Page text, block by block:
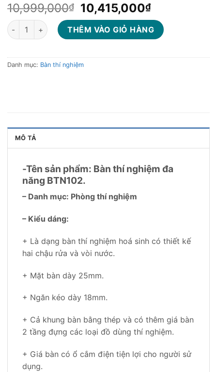
10,999,000₫
Giá
gốc
là:
10,999,000₫.
10,415,000₫Giá
hiện
tại
là:
Bàn thí nghiệm đa năng Hòa Phát BTN 102 số lượng
THÊM VÀO GIỎ HÀNG
Danh mục: Bàn thí nghiệm
MÔ TẢ
-Tên sản phẩm: Bàn thí nghiệm đa
năng BTN102.
– Danh mục: Phòng thí nghiệm
– Kiểu dáng:
+ Là dạng bàn thí nghiệm hoá sinh có thiết kế
hai chậu rửa và vòi nước.
+ Mặt bàn dày 25mm.
+ Ngăn kéo dày 18mm.
+ Cả khung bàn bằng thép và có thêm giá bàn
2 tầng đựng các loại đồ dùng thí nghiệm.
+ Giá bàn có ổ cắm điện tiện lợi cho người sử
dụng.